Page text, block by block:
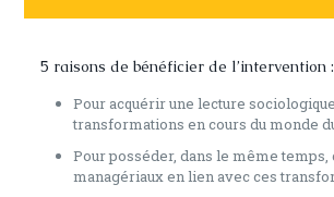
5 raisons de bénéficier de l’intervention :
Pour acquérir une lecture
transformations en cours du monde
Pour posséder, dans le même temps,
managériaux en lien avec ces